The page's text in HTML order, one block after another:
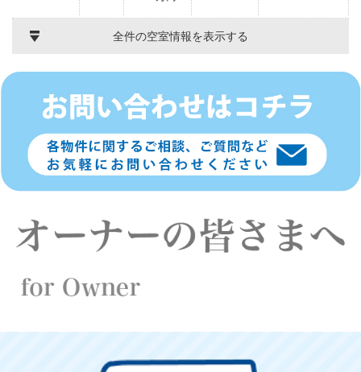
全件の空室情報を表示する